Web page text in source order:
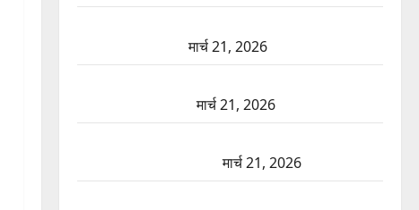
मार्च 21, 2026
मार्च 21, 2026
मार्च 21, 2026